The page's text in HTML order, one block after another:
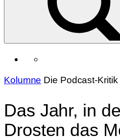
Kolumne Die Podcast-Kritik
Das Jahr, in
Drosten das